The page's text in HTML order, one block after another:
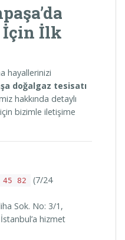
İçin İlk
hayallerinizi
doğalgaz tesisatı
hakkında detaylı
bizimle iletişime
45 82
(7/24
Sok. No: 3/1,
hizmet